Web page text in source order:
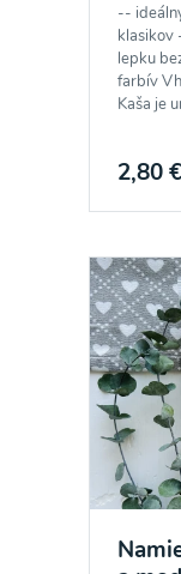
--
klasikov
lepku
farbív
Kaša je
2,80 €